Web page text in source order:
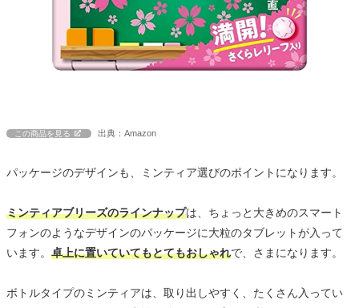
この商品を見る 出典：Amazon
パッケージのデザインも、ミンティア選びのポイントになります。
ミンティアブリーズのラインナップは、ちょっと大きめのスマート
フォンのようなデザインのパッケージに大粒のタブレットが入って
います。 卓上に置いていてもとてもおしゃれで、さまになります。
ボトルタイプのミンティアは、取り出しやすく、たくさん入ってい